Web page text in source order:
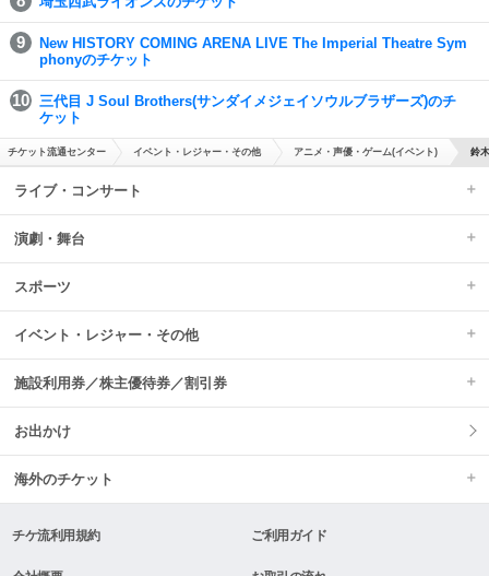
New HISTORY COMING ARENA LIVE The Imperial Theatre Sym
phonyのチケット
三代目 J Soul Brothers(サンダイメジェイソウルブラザーズ)のチ
ケット
チケット流通センター イベント・レジャー・その他 アニメ・声優・ゲーム(イベント) 鈴
ライブ・コンサート
演劇・舞台
スポーツ
イベント・レジャー・その他
施設利用券／株主優待券／割引券
お出かけ
海外のチケット
チケ流利用規約 ご利用ガイド